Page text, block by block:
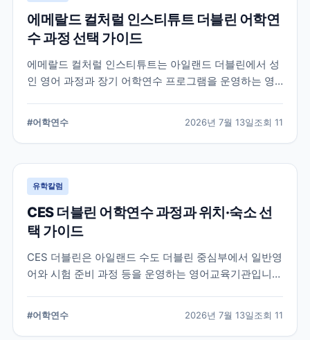
에메랄드 컬처럴 인스티튜트 더블린 어학연
수 과정 선택 가이드
에메랄드 컬처럴 인스티튜트는 아일랜드 더블린에서 성
인 영어 과정과 장기 어학연수 프로그램을 운영하는 영
기준을 정리합니다.
#어학연수 2026년 7월 13일조회 11
유학칼럼
CES 더블린 어학연수 과정과 위치·숙소 선
택 가이드
CES 더블린은 아일랜드 수도 더블린 중심부에서 일반영
어와 시험 준비 과정 등을 운영하는 영어교육기관입니
#어학연수 2026년 7월 13일조회 11